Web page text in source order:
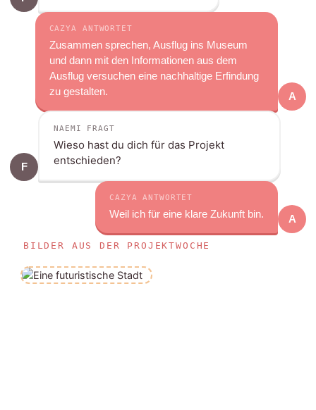
CAZYA ANTWORTET
Zusammen sprechen, Ausflug ins Museum
und dann mit den Informationen aus dem
Ausflug versuchen eine nachhaltige Erfindung
zu gestalten.
A
F
NAEMI FRAGT
Wieso hast du dich für das Projekt
entschieden?
CAZYA ANTWORTET
Weil ich für eine klare Zukunft bin. A
BILDER AUS DER PROJEKTWOCHE